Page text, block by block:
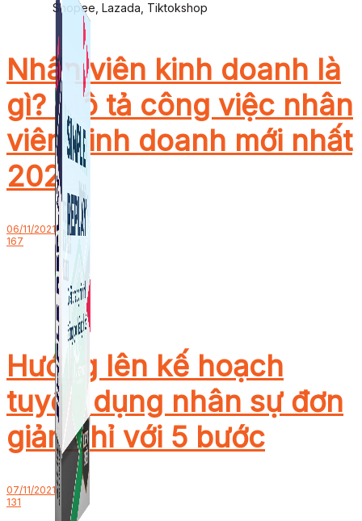
Shopee, Lazada, Tiktokshop
Nhân viên kinh doanh là
gì? Mô tả công việc nhân
viên kinh doanh mới nhất
2020
06/11/2021
167
Hướng lên kế hoạch
tuyển dụng nhân sự đơn
giản chỉ với 5 bước
07/11/2021
131